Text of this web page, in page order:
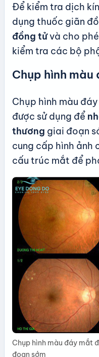
Để kiểm tra dịch
dụng thuốc giãn
đồng tửvà cho
kiểm tra các bộ
Chụp hình
Chụp hình màu
được sử dụng để
thương giai đoạn
cung cấp hình ảnh
cấu trúc mắt để
Chụp hình màu đáy mắt
đoạn sớm